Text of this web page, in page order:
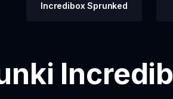
Incredibox Sprunked